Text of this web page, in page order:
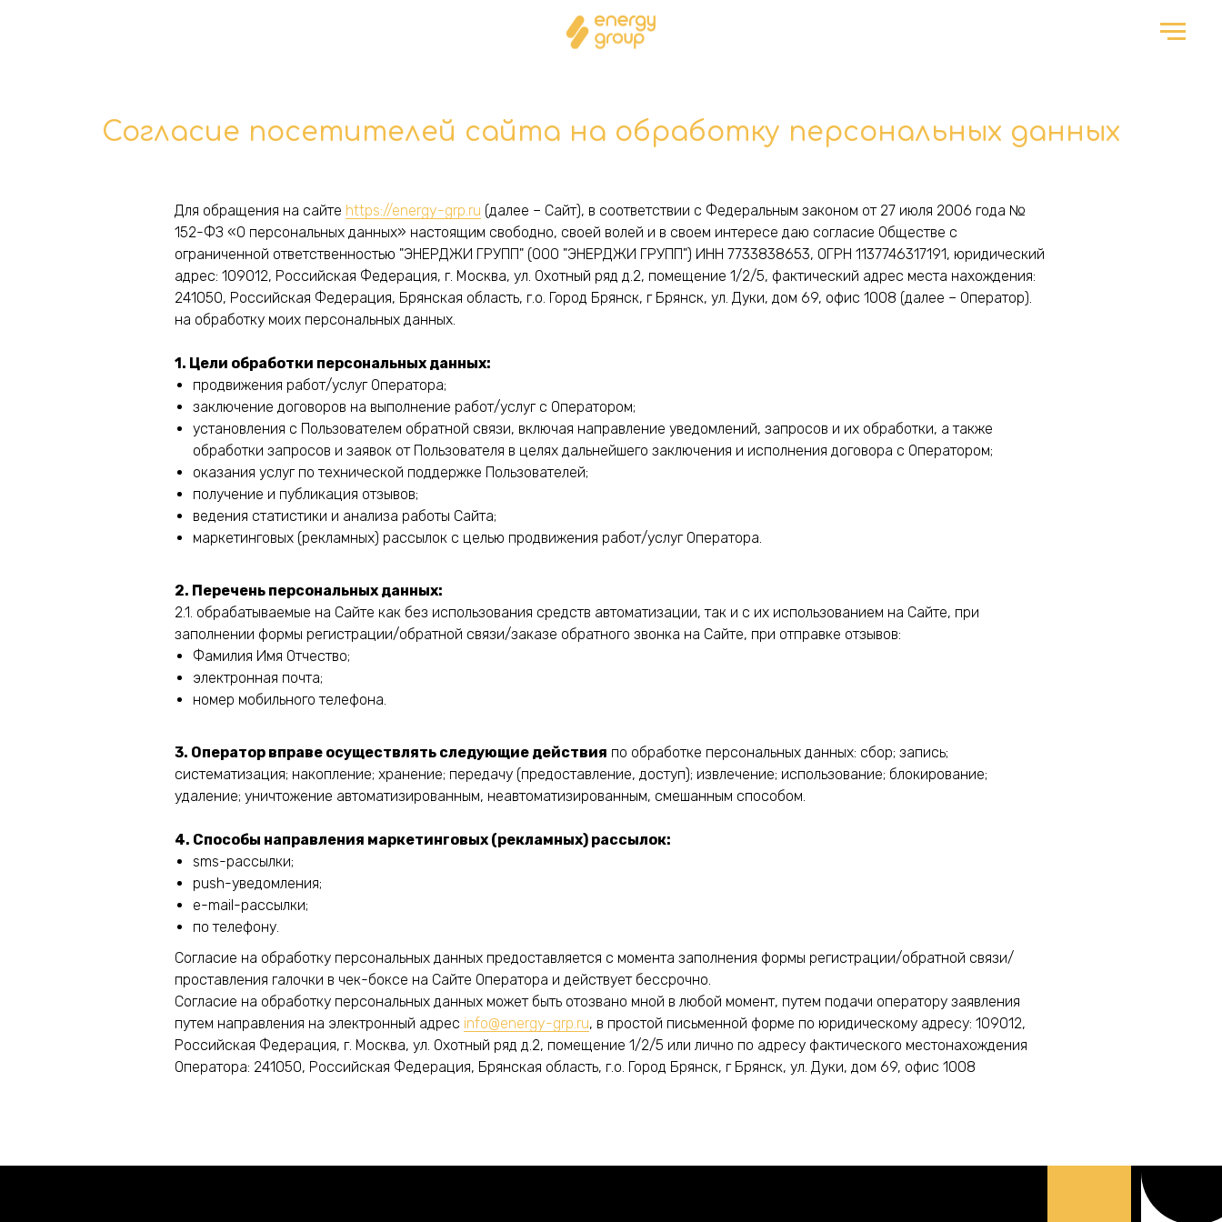
Согласие посетителей сайта на обработку персональных данных
Для обращения на сайте https://energy-grp.ru (далее – Сайт), в соответствии с Федеральным законом от 27 июля 2006 года №
152-ФЗ «О персональных данных» настоящим свободно, своей волей и в своем интересе даю согласие Обществe с
ограниченной ответственностью "ЭНЕРДЖИ ГРУПП" (ООО "ЭНЕРДЖИ ГРУПП") ИНН 7733838653, ОГРН 1137746317191, юридический
адрес: 109012, Российская Федерация, г. Москва, ул. Охотный ряд д.2, помещение 1/2/5, фактический адрес места нахождения:
241050, Российская Федерация, Брянская область, г.о. Город Брянск, г Брянск, ул. Дуки, дом 69, офис 1008 (далее – Оператор).
на обработку моих персональных данных.
1. Цели обработки персональных данных:
продвижения работ/услуг Оператора;
заключение договоров на выполнение работ/услуг с Оператором;
установления с Пользователем обратной связи, включая направление уведомлений, запросов и их обработки, а также
обработки запросов и заявок от Пользователя в целях дальнейшего заключения и исполнения договора с Оператором;
оказания услуг по технической поддержке Пользователей;
получение и публикация отзывов;
ведения статистики и анализа работы Сайта;
маркетинговых (рекламных) рассылок с целью продвижения работ/услуг Оператора.
2. Перечень персональных данных:
2.1. обрабатываемые на Сайте как без использования средств автоматизации, так и с их использованием на Сайте, при
заполнении формы регистрации/обратной связи/заказе обратного звонка на Сайте, при отправке отзывов:
Фамилия Имя Отчество;
электронная почта;
номер мобильного телефона.
3. Оператор вправе осуществлять следующие действия по обработке персональных данных: сбор; запись;
систематизация; накопление; хранение; передачу (предоставление, доступ); извлечение; использование; блокирование;
удаление; уничтожение автоматизированным, неавтоматизированным, смешанным способом.
4. Способы направления маркетинговых (рекламных) рассылок:
sms-рассылки;
push-уведомления;
e-mail-рассылки;
по телефону.
Согласие на обработку персональных данных предоставляется с момента заполнения формы регистрации/обратной связи/
проставления галочки в чек-боксе на Сайте Оператора и действует бессрочно.
Согласие на обработку персональных данных может быть отозвано мной в любой момент, путем подачи оператору заявления
путем направления на электронный адрес info@energy-grp.ru, в простой письменной форме по юридическому адресу: 109012,
Российская Федерация, г. Москва, ул. Охотный ряд д.2, помещение 1/2/5 или лично по адресу фактического местонахождения
Оператора: 241050, Российская Федерация, Брянская область, г.о. Город Брянск, г Брянск, ул. Дуки, дом 69, офис 1008